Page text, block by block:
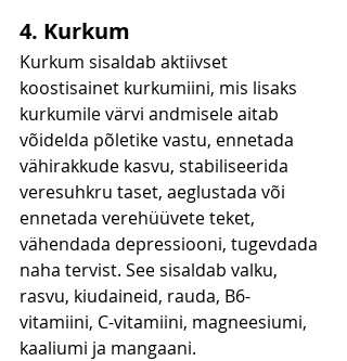
4. Kurkum
Kurkum sisaldab aktiivset
koostisainet kurkumiini, mis lisaks
kurkumile värvi andmisele aitab
võidelda põletike vastu, ennetada
vähirakkude kasvu, stabiliseerida
veresuhkru taset, aeglustada või
ennetada verehüüvete teket,
vähendada depressiooni, tugevdada
naha tervist. See sisaldab valku,
rasvu, kiudaineid, rauda, B6-
vitamiini, C-vitamiini, magneesiumi,
kaaliumi ja mangaani.